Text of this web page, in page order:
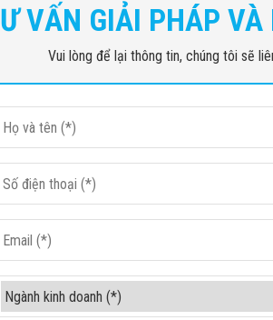
VẤN GIẢI PHÁP
Vui lòng để lại thông tin, chúng tôi sẽ